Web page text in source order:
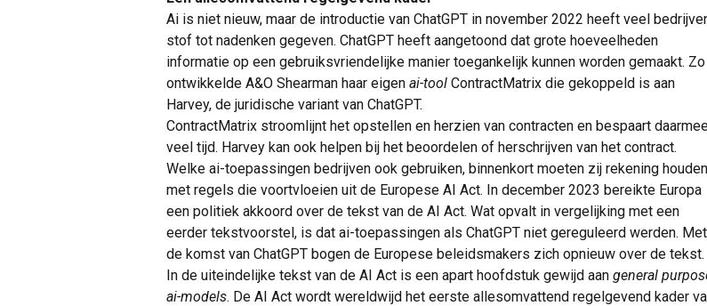
Ai is niet nieuw, maar de introductie van ChatGPT in november 2022 heeft veel
stof tot nadenken gegeven. ChatGPT heeft aangetoond dat grote hoeveelheden
informatie op een gebruiksvriendelijke manier toegankelijk kunnen worden gemaakt. Zo
ontwikkelde A&O Shearman haar eigen ai-tool ContractMatrix die gekoppeld is aan
Harvey, de juridische variant van ChatGPT.
ContractMatrix stroomlijnt het opstellen en herzien van contracten en bespaart
veel tijd. Harvey kan ook helpen bij het beoordelen of herschrijven van het contract.
Welke ai-toepassingen bedrijven ook gebruiken, binnenkort moeten zij rekening houden
met regels die voortvloeien uit de Europese AI Act. In december 2023 bereikte Europa
een politiek akkoord over de tekst van de AI Act. Wat opvalt in vergelijking met een
eerder tekstvoorstel, is dat ai-toepassingen als ChatGPT niet gereguleerd werden. Met
de komst van ChatGPT bogen de Europese beleidsmakers zich opnieuw over de tekst.
In de uiteindelijke tekst van de AI Act is een apart hoofdstuk gewijd aan general
ai-models. De AI Act wordt wereldwijd het eerste allesomvattend regelgevend kader